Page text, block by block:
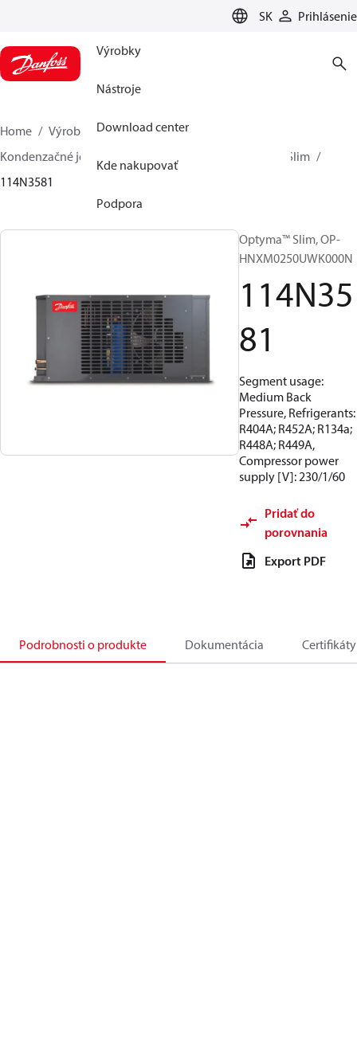
SK Prihlásenie
Výrobky
Nástroje
Download center
Kde nakupovať
Podpora
Home Výrobky
Climate Solutions pre chladenie
Kondenzačné jednotky
Optyma™ Slim
Optyma™ Slim
114N3581
Optyma™ Slim, OP-
HNXM0250UWK000N
114N35
81
Segment usage:
Medium Back
Pressure, Refrigerants:
R404A; R452A; R134a;
R448A; R449A,
Compressor power
supply [V]: 230/1/60
Pridať do
porovnania
Export PDF
Podrobnosti o produkte Dokumentácia Certifikáty